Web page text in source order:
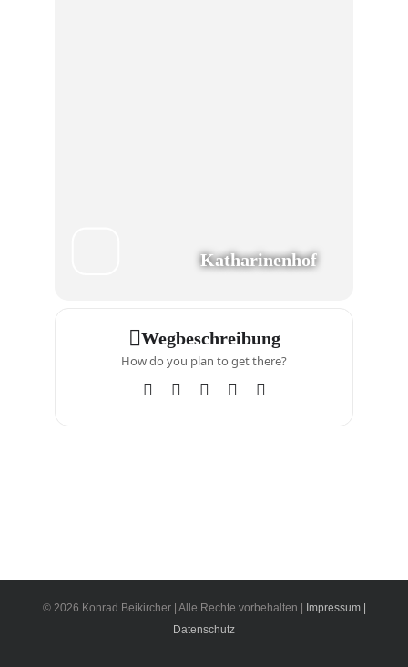
Katharinenhof
Wegbeschreibung
How do you plan to get there?
© 2026 Konrad Beikircher | Alle Rechte vorbehalten |
Impressum |
Datenschutz